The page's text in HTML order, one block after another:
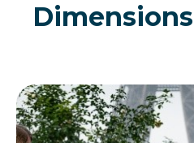
Dimensions